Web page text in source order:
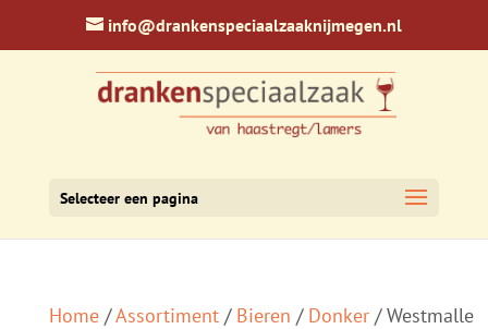
info@drankenspeciaalzaaknijmegen.nl
Selecteer een pagina
Home/Assortiment/ Bieren / Donker/ Westmalle